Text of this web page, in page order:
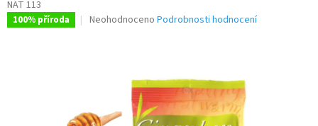
NAT 113
100% příroda
Průměrné
hvězdiček.
Neohodnoceno Podrobnosti hodnocení